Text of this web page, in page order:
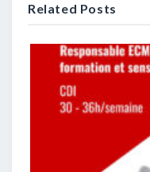
Related Posts